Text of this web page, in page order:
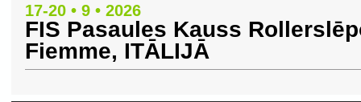
17-20 • 9 • 2026
FIS Pasaules Kauss
Fiemme, ITĀLIJĀ